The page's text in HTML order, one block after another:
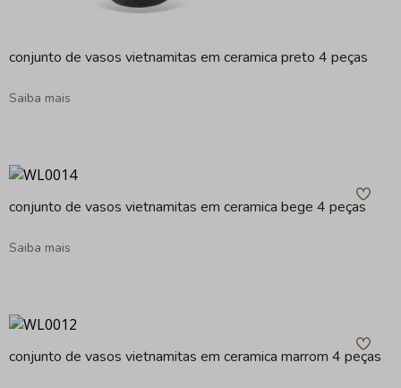
conjunto de vasos vietnamitas em ceramica preto 4 peças
Saiba mais
conjunto de vasos vietnamitas em ceramica bege 4 peças
Saiba mais
conjunto de vasos vietnamitas em ceramica marrom 4 peças